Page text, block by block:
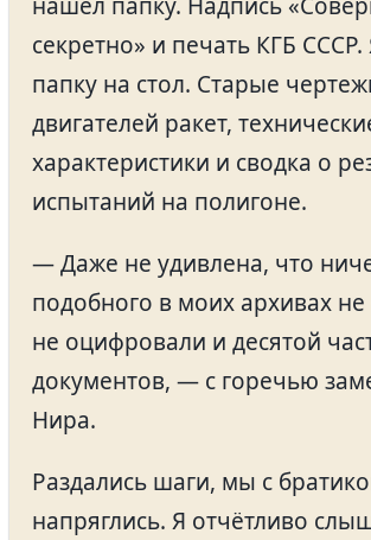
нашёл папку. Надпись
секретно» и печать КГБ
папку на стол. Старые
двигателей ракет,
характеристики и сводка о
испытаний на полигоне.
— Даже не удивлена, что
подобного в моих архивах
не оцифровали и десятой
документов, — с горечью
Нира.
Раздались шаги, мы с
напряглись. Я отчётливо